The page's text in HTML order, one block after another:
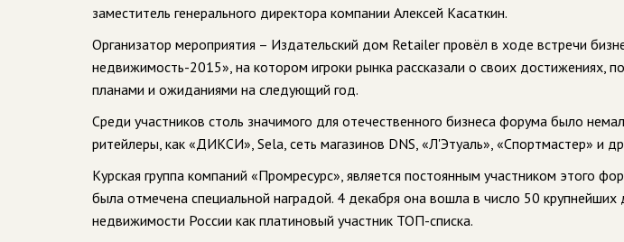
заместитель генерального директора компании Алексей Касаткин.
Организатор мероприятия – Издательский дом Retailer провёл в ходе встречи
недвижимость-2015», на котором игроки рынка рассказали о своих достижениях,
планами и ожиданиями на следующий год.
Среди участников столь значимого для отечественного бизнеса форума было
ритейлеры, как «ДИКСИ», Sela, сеть магазинов DNS, «Л'Этуаль», «Спортмастер» и
Курская группа компаний «Промресурс», является постоянным участником этого
была отмечена специальной наградой. 4 декабря она вошла в число 50 крупнейших
недвижимости России как платиновый участник ТОП-списка.